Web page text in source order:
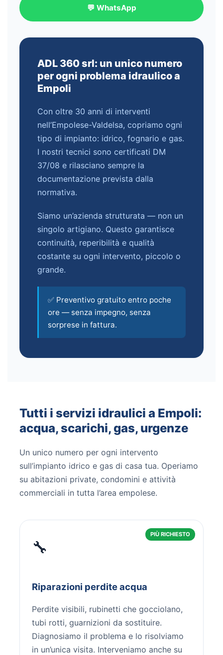
💬 WhatsApp
ADL 360 srl: un unico numero
per ogni problema idraulico a
Empoli
Con oltre 30 anni di interventi
nell’Empolese-Valdelsa, copriamo ogni
tipo di impianto: idrico, fognario e gas.
I nostri tecnici sono certificati DM
37/08 e rilasciano sempre la
documentazione prevista dalla
normativa.
Siamo un’azienda strutturata — non un
singolo artigiano. Questo garantisce
continuità, reperibilità e qualità
costante su ogni intervento, piccolo o
grande.
✅ Preventivo gratuito entro poche
ore — senza impegno, senza
sorprese in fattura.
Tutti i servizi idraulici a Empoli:
acqua, scarichi, gas, urgenze
Un unico numero per ogni intervento
sull’impianto idrico e gas di casa tua. Operiamo
su abitazioni private, condomini e attività
commerciali in tutta l’area empolese.
🔧
PIÙ RICHIESTO
Riparazioni perdite acqua
Perdite visibili, rubinetti che gocciolano,
tubi rotti, guarnizioni da sostituire.
Diagnosiamo il problema e lo risolviamo
in un’unica visita. Interveniamo anche su